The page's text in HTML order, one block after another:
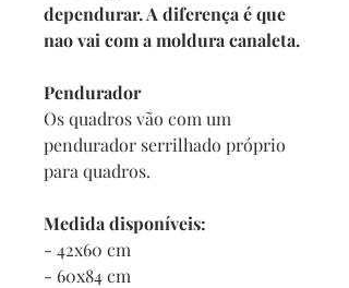
dependurar. A diferença é que
nao vai com a moldura canaleta.
Pendurador
Os quadros vão com um
pendurador serrilhado próprio
para quadros.
Medida disponíveis:
- 42x60 cm
- 60x84 cm